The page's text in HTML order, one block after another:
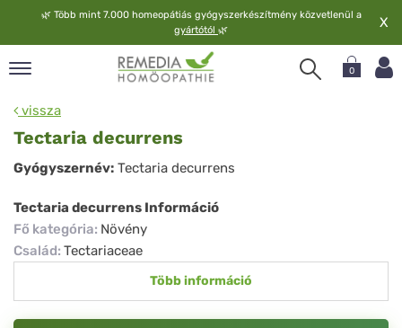
🌿 Több mint 7.000 homeopátiás gyógyszerkészítmény közvetlenül a
gyártótól 🌿 X
0
vissza
Tectaria decurrens
Tectaria
decurrens
Gyógyszernév: Tectaria decurrens
Tectaria decurrens Információ
Fő kategória: Növény
Család: Tectariaceae
Több információ